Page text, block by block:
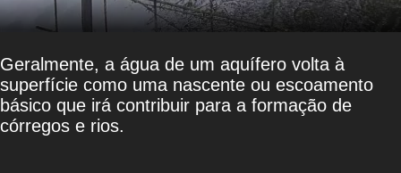
Geralmente, a água de um aquífero volta à
superfície como uma nascente ou escoamento
básico que irá contribuir para a formação de
córregos e rios.